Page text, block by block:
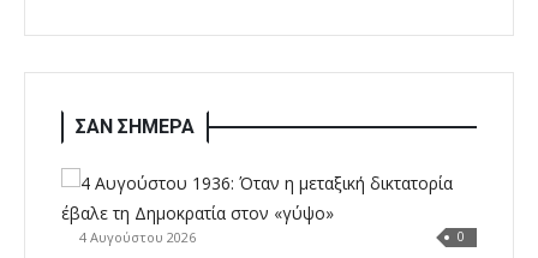
ΣΑΝ ΣΗΜΕΡΑ
4 Αυγούστου 2026 0